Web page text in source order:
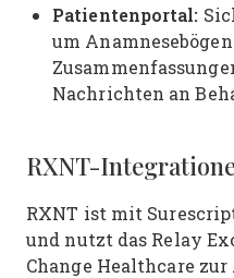
Patientenportal:
um
Nachrichten an
RXNT-
RXNT ist mit
und nutzt das Relay
Change Healthcare